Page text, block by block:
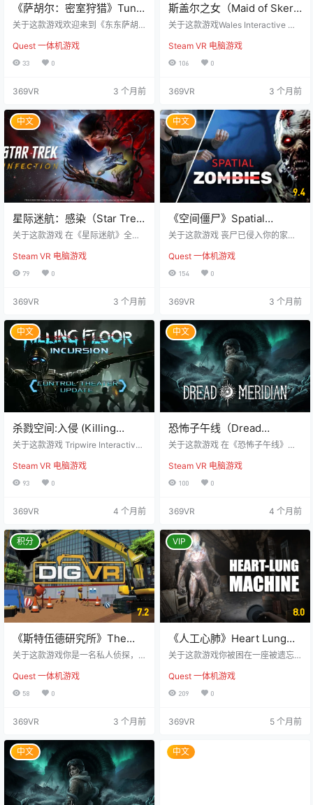
《萨胡尔：密室狩猎》Tung
Tung Sahur: Backrooms
关于这款游戏欢迎来到《东东萨胡
毒般噩梦和无数诅咒物品启发的潜
行恐怖生存游戏。 你的意识和动物
伙伴一起坠入后室的超现实深渊：
里面布满了需要收集的奇异目标……
人毛骨悚然的存在，就是东萨胡尔
——那只可怕的鹦鹉，以其震耳欲
聋的吼声著称： “东！东！东！萨！
胡！尔！” 听见了吗？快逃跑。或者
藏起来。 但绝对不要停下…
Quest 一体机游戏
33 0
369VR 3 个月前
斯盖尔之女（Maid of Sker
VR）
关于这款游戏Wales Interactive 通
获殊荣的生存恐怖游戏《斯盖尔之
女》。 玩家将进入斯盖尔旅馆，这
是一座位于威尔士偏僻地区的庄
的威廉姆斯家族遗产。手握声波设
安静，并利用每一个阴影来躲避那
些追踪声音的邪教徒。 面对“死寂亡
灵”的噩梦，切记不要慌张……屏住
呼吸，集中注意力应对！故事设定
在1898年，…
Steam VR 电脑游戏
106 0
369VR 3 个月前
中文
星际迷航：感染（Star Trek:
Infection）
关于这款游戏 在《星际迷航》全新
术，您将沉浸式地开启一段VR星舰
求生之旅。 您将以瓦肯人星际舰队
军官的身份，受命前往U.S.S. 流明
危机。 危机降临 一种神秘物质侵入
生并发生变异——理智逐渐受到侵
蚀，同时也获得了危险的新能力。
星舰求生的三大核心要素: 深入探索
U.S.S. 流明号?在黑暗与寂静的走廊
中…
Steam VR 电脑游戏
79 0
369VR 3 个月前
中文
9.4
《空间僵尸》Spatial
Zombies
关于这款游戏 丧尸已侵入你的家
毁灭性霰弹枪，在汹涌澎湃的战斗
浪潮中抵挡丧尸的进攻。体验前所
未有的生存恐怖。 你的空间，就是
成丧尸围城的战场。多房间战斗模
胁。 一束手电，没有怜悯，只有生
存。 “恐怖模式”将绝望推向极致。
更加昏暗的环境，更加压抑的紧张
感，以及更加可怕的丧尸——这场
挑战，只有真正勇敢的幸存者能…
Quest 一体机游戏
154 0
369VR 3 个月前
中文
杀戮空间:入侵 (Killing
Floor: Incursion)
关于这款游戏 Tripwire Interactive
列的开发商）为虚拟现实（VR）平
台量身打造了一款多章节的故事驱
的虚拟世界，使用包括手枪、霰弹
尸的残肢与敌人展开搏斗。游戏带
领玩家穿越各种不同的环境，从恐
怖的农舍到神秘的地下墓穴，逐步
揭开隐藏在僵尸危机背后的阴谋，
并揭示霍因公司…
Steam VR 电脑游戏
93 0
369VR 4 个月前
中文
恐怖子午线（Dread
Meridian）
关于这款游戏 在《恐怖子午线》
的虚拟现实生存恐怖之旅。你将扮
演研究员丹妮埃拉，独自踏入极地
集资源、破解谜题，并与凶猛怪物
背后的真相。你能揭开奥格兰比恩
隐藏的黑暗，还是会被恐惧吞没？
与潜伏在暗处的扭曲生物进行智慧
较量，小心谨慎，才能在荒岛上找
到生存的希望。 深入危机四伏的奥
格兰比…
Steam VR 电脑游戏
100 0
369VR 4 个月前
积分
7.2
《斯特伍德研究所》The
Amygdala Protocol
关于这款游戏你是一名私人侦探，
务：找出失踪的著名神经科医生Elia
s Thorne，他在自己曾经经营的废
一个成功的人。 进入这个曾经承载
腐化。很快，你发现，这不仅仅是
一起失踪案件，而是与一个被遗忘
的孩子和一项可怕、不道德的实验
密切相关的黑暗阴谋。这个阴谋被
称为“艾米格达拉协议”，而…
Quest 一体机游戏
58 0
369VR 3 个月前
VIP
8.0
《人工心肺》Heart Lung
Machine
关于这款游戏你被困在一座被遗忘
藏自己，才能在无情怪物的追捕下
生存。揭开这座设施的过往秘密，
主运作，带来不可预测且持续不断
致命的攻击。 体验真实的躲藏机
制：你可以蹲伏在物体后方、爬入
Quest 一体机游戏
209 0
369VR 5 个月前
中文 中文